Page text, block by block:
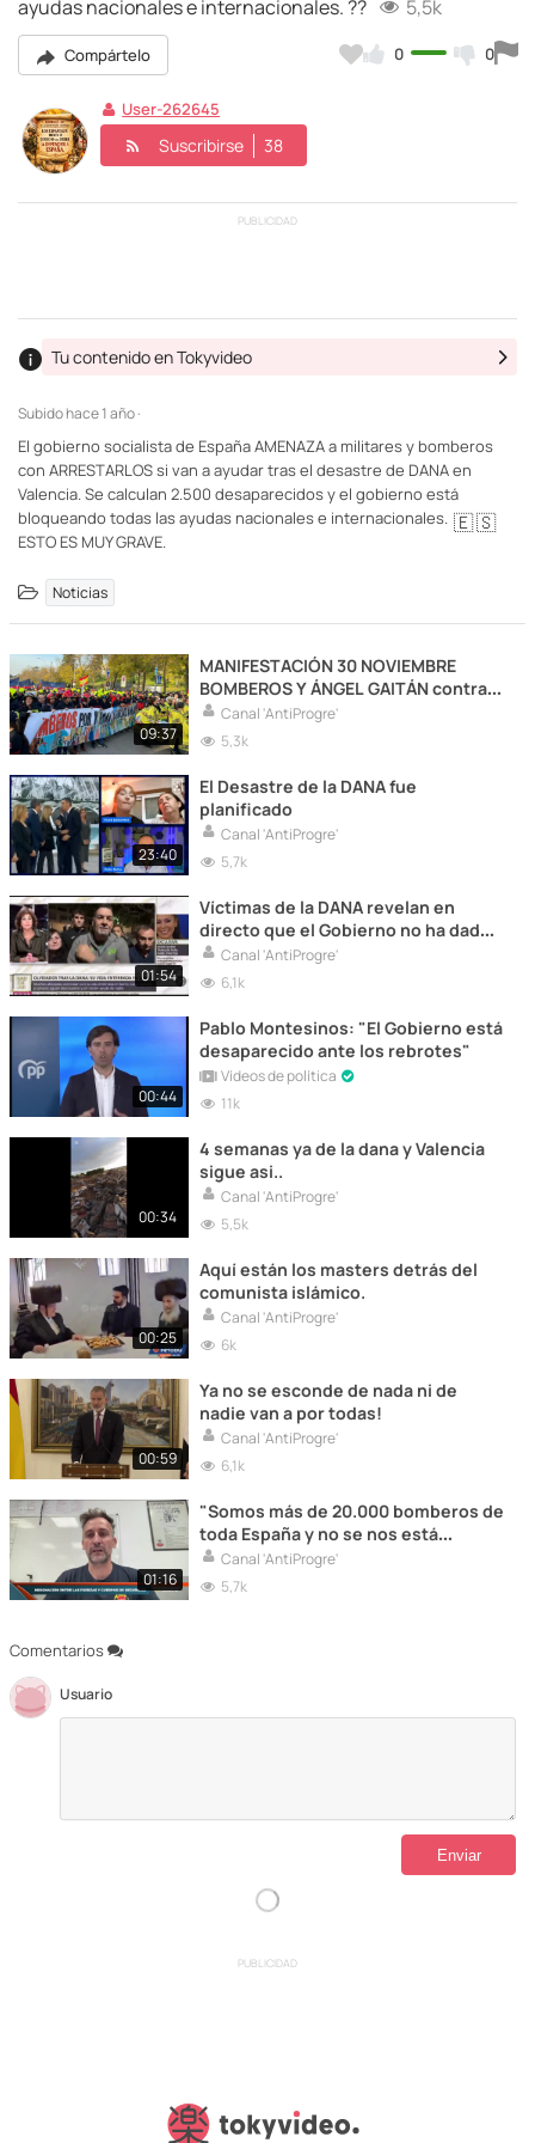
ayudas nacionales e internacionales. ??
5,5k
Compártelo 0 0
User-262645
Suscribirse 38
PUBLICIDAD
Subidohace 1 año ·
Tu contenido en Tokyvideo
El gobierno socialista de España AMENAZA a militares y bomberos
con ARRESTARLOS si van a ayudar tras el desastre de DANA en
Valencia. Se calculan 2.500 desaparecidos y el gobierno está
bloqueando todas las ayudas nacionales e internacionales. 🇪🇸
ESTO ES MUY GRAVE.
Noticias
Comentarios
Usuario
09:37
MANIFESTACIÓN 30 NOVIEMBRE
BOMBEROS Y ÁNGEL GAITÁN contra
el GOBIERNO TRAS DANA
Canal 'AntiProgre'
5,3k
23:40
El Desastre de la DANA fue
planificado
Canal 'AntiProgre'
5,7k
01:54
Víctimas de la DANA revelan en
directo que el Gobierno no ha dado
autorización a los militares ni a la
Policía de ayudar en las zonas
Canal 'AntiProgre'
6,1k
00:44
Pablo Montesinos: "El Gobierno está
desaparecido ante los rebrotes"
Vídeos de política
11k
00:34
4 semanas ya de la dana y Valencia
sigue asi..
Canal 'AntiProgre'
5,5k
00:25
Aquí están los masters detrás del
comunista islámico.
Canal 'AntiProgre'
6k
00:59
Ya no se esconde de nada ni de
nadie van a por todas!
Canal 'AntiProgre'
6,1k
01:16
"Somos más de 20.000 bomberos de
toda España y no se nos está
dejando ir a ayudar a los ciudadanos.
Todas las barreras burocráticas hoy
Canal 'AntiProgre'
5,7k
PUBLICIDAD